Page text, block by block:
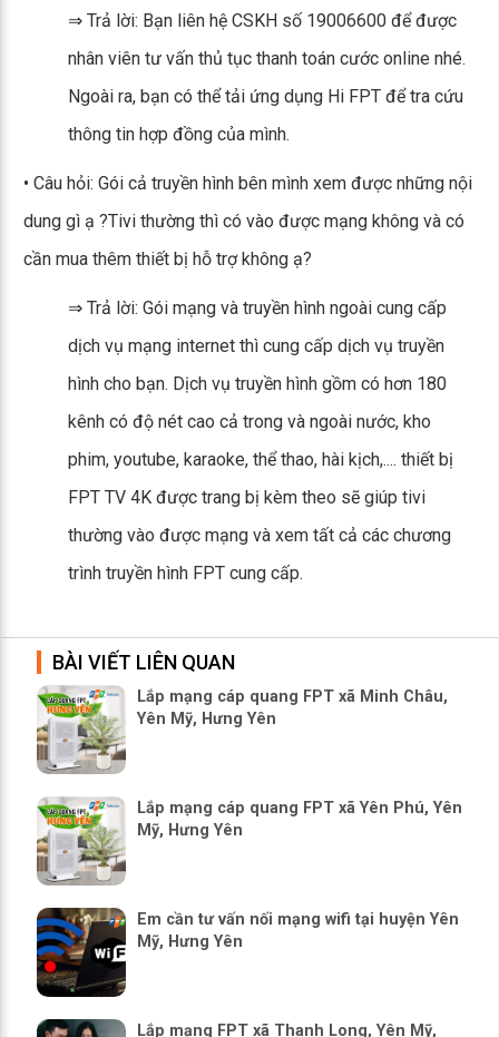
⇒ Trả lời: Bạn liên hệ CSKH số 19006600 để được
nhân viên tư vấn thủ tục thanh toán cước online nhé.
Ngoài ra, bạn có thể tải ứng dụng Hi FPT để tra cứu
thông tin hợp đồng của mình.
• Câu hỏi: Gói cả truyền hình bên mình xem được những nội
dung gì ạ ?Tivi thường thì có vào được mạng không và có
cần mua thêm thiết bị hỗ trợ không ạ?
⇒ Trả lời: Gói mạng và truyền hình ngoài cung cấp
dịch vụ mạng internet thì cung cấp dịch vụ truyền
hình cho bạn. Dịch vụ truyền hình gồm có hơn 180
kênh có độ nét cao cả trong và ngoài nước, kho
phim, youtube, karaoke, thể thao, hài kịch,.... thiết bị
FPT TV 4K được trang bị kèm theo sẽ giúp tivi
thường vào được mạng và xem tất cả các chương
trình truyền hình FPT cung cấp.
BÀI VIẾT LIÊN QUAN
Lắp mạng cáp quang FPT xã Minh Châu,
Yên Mỹ, Hưng Yên
Lắp mạng cáp quang FPT xã Yên Phú, Yên
Mỹ, Hưng Yên
Em cần tư vấn nối mạng wifi tại huyện Yên
Mỹ, Hưng Yên
Lắp mạng FPT xã Thanh Long, Yên Mỹ,